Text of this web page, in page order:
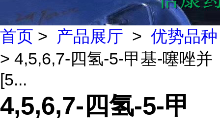
首页 > 产品展厅 > 优势品种
> 4,5,6,7-四氢-5-甲基-噻唑并
[5...
4,5,6,7-四氢-5-甲